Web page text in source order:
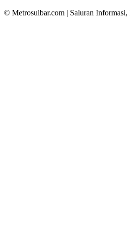
© Metrosulbar.com | Saluran